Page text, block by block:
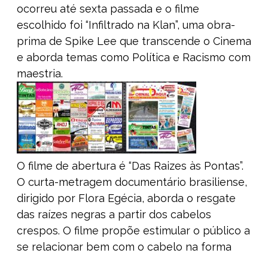
ocorreu até sexta passada e o filme
escolhido foi “Infiltrado na Klan”, uma obra-
prima de Spike Lee que transcende o Cinema
e aborda temas como Política e Racismo com
maestria.
O filme de abertura é “Das Raizes às Pontas”.
O curta-metragem documentário brasiliense,
dirigido por Flora Egécia, aborda o resgate
das raízes negras a partir dos cabelos
crespos. O filme propõe estimular o público a
se relacionar bem com o cabelo na forma